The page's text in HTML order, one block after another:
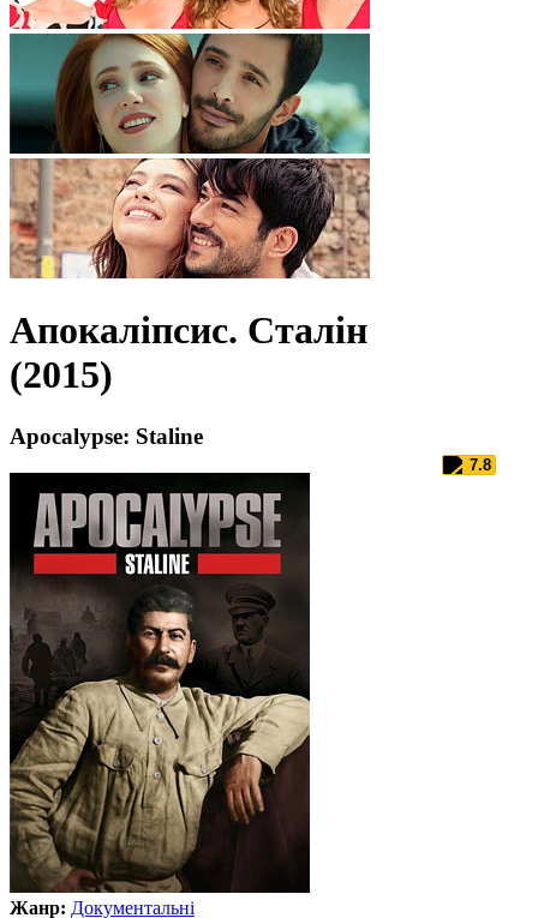
Апокаліпсис. Сталін
(2015)
Apocalypse: Staline
7.8
Жанр: Документальні